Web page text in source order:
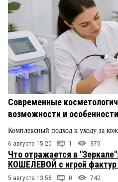
Современные
возможности и особенности
Комплексный подход к уходу за
6 августа 15:20 1 370
Что отражается в
КОШЕЛЕВОЙ с игрой фактур
5 августа 13:58 0 742